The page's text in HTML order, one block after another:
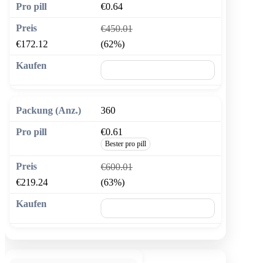
€0.64
€450.01
€172.12
(62%)
360
€0.61
Bester pro pill
€600.01
€219.24
(63%)